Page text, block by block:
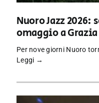
Nuoro Jazz
omaggio a
Per nove giorni Nuoro
Leggi →